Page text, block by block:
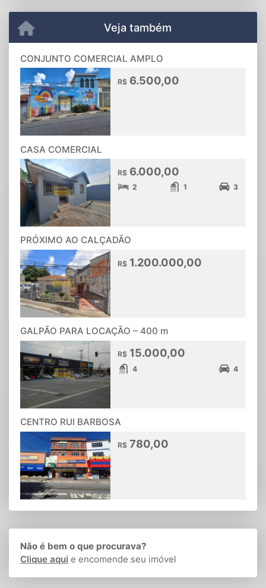
Veja também
CONJUNTO COMERCIAL AMPLO
R$ 6.500,00
CASA COMERCIAL
R$ 6.000,00
2 1 3
PRÓXIMO AO CALÇADÃO
R$ 1.200.000,00
GALPÃO PARA LOCAÇÃO – 400 m
R$ 15.000,00
4 4
CENTRO RUI BARBOSA
R$ 780,00
Não é bem o que procurava?
Clique aqui e encomende seu imóvel